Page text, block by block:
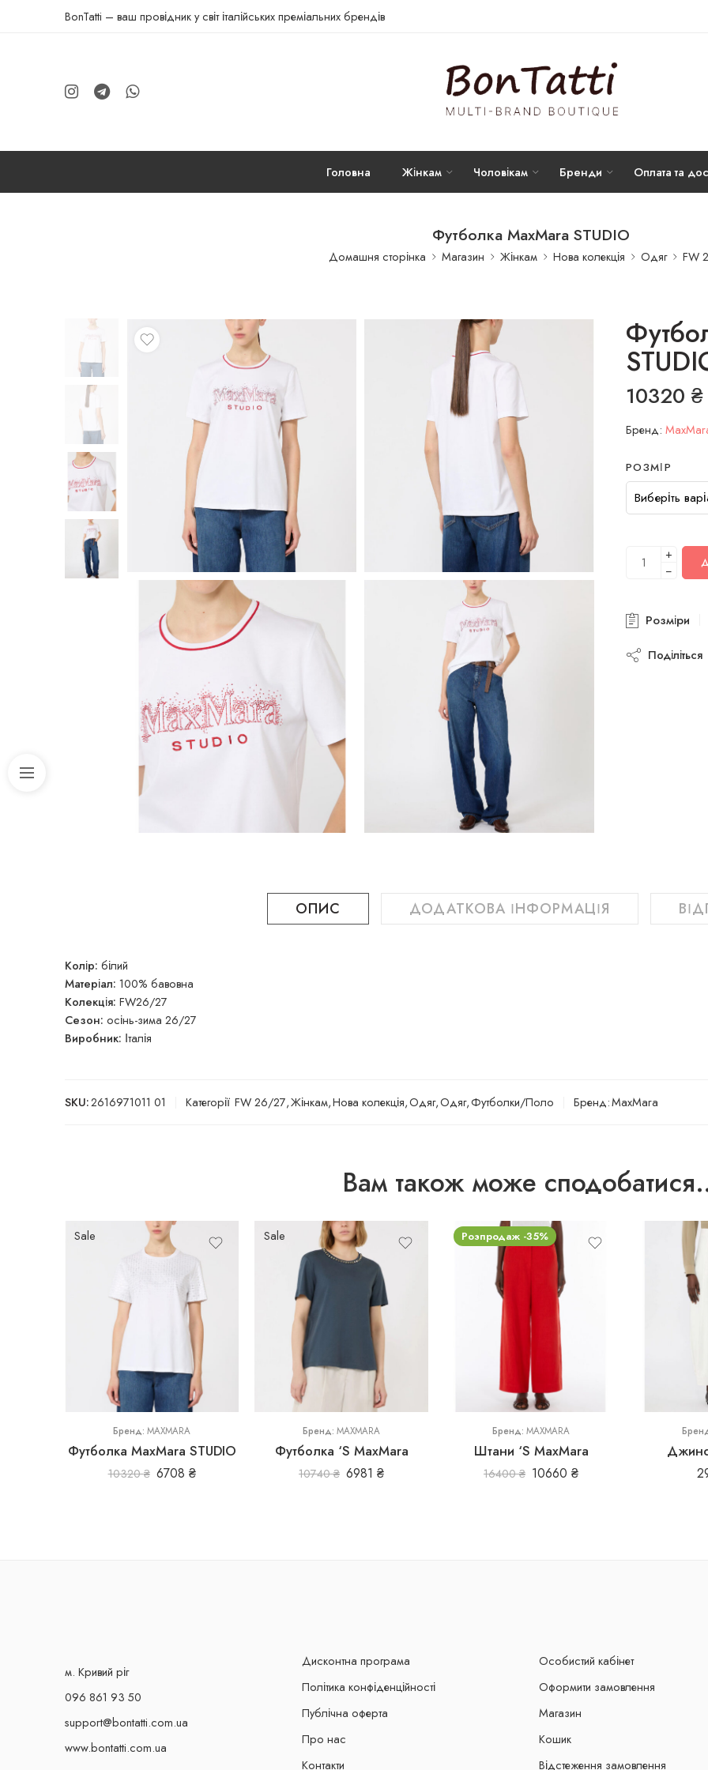
BonTatti – ваш провідник у світ італійських преміальних брендів
Головна Жінкам Чоловікам Бренди Оплата та
Футболка MaxMara STUDIO
Домашня сторінка Магазин Жінкам Нова колекція Одяг FW
10320 ₴
Бренд:
РОЗМІР
+
−
Розміри
Поділіться
ОПИС ДОДАТКОВА ІНФОРМАЦІЯ
Колір: білий
Матеріал: 100% бавовна
Колекція: FW26/27
Сезон: осінь-зима 26/27
Виробник: Італія
SKU:2616971011 01 Категорії FW 26/27,Жінкам,Нова колекція,Одяг,Одяг,Футболки/Поло Бренд:MaxMara
Вам також може
Sale
Бренд: MAXMARA
Футболка MaxMara STUDIO
10320₴ 6708 ₴
XL
Sale
Бренд: MAXMARA
Футболка ‘S MaxMara
10740₴ 6981 ₴
M
Розпродаж -35%
Бренд: MAXMARA
Штани ‘S MaxMara
16400₴ 10660 ₴
м. Кривий ріг
096 861 93 50
support@bontatti.com.ua
www.bontatti.com.ua
Дисконтна програма
Політика конфіденційності
Публічна оферта
Про нас
Контакти
Особистий кабінет
Оформити замовлення
Магазин
Кошик
Відстеження замовлення